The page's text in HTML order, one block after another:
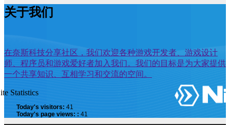
关于我们
在奈斯科技分享社区，我们欢迎各种游戏开发者、游戏设计
师、程序员和游戏爱好者加入我们。我们的目标是为大家提供
一个共享知识、互相学习和交流的空间。
Statistics
Today's visitors: 41
Today's page views: : 41